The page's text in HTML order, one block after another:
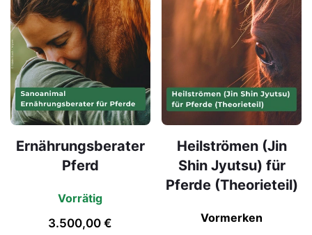
Ernährungsberater
Pferd
Vorrätig
3.500,00€
Heilströmen (Jin
Shin Jyutsu) für
Pferde (Theorieteil)
Vormerken